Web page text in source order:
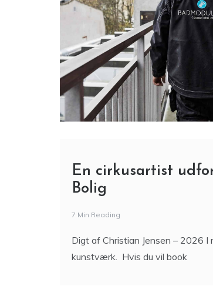
En cirkusartist
Bolig
kunstværk. Hvis du vil book